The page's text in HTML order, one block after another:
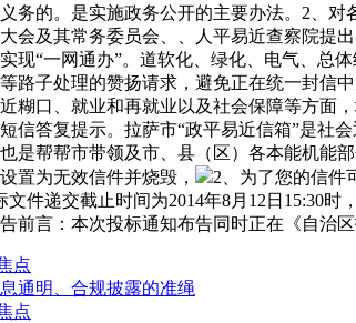
务的。是实施政务公开的主要办法。2、
会及其常务委员会、、人平易近查察院提
现“一网通办”。道软化、绿化、电气、总
路子处理的赞扬请求，避免正在统一封信
糊口、就业和再就业以及社会保障等方面
信答复提示。拉萨市“政平易近信箱”是社
是帮帮市带领及市、县（区）各本能机能
置为无效信件并烧毁，
2、为了您的信件
文件递交截止时间为2014年8月12日15:30
前言：本次投标通知布告同时正在《自治
点
通明、合规披露的准绳
点